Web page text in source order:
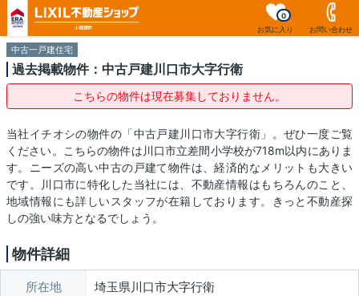
お気に入り
0
お問い合わせ
中古一戸建住宅
過去掲載物件：中古戸建川口市大字行衛
こちらの物件は現在募集しておりません。
当社イチオシの物件の「中古戸建川口市大字行衛」。ぜひ一度ご覧
ください。こちらの物件は川口市立差間小学校が718m以内にありま
す。ニーズの高い中古の戸建て物件は、経済的なメリットも大きい
です。川口市に特化した当社には、不動産情報はもちろんのこと、
地域情報にも詳しいスタッフが在籍しております。きっと不動産探
しの強い味方となるでしょう。
物件詳細
所在地 埼玉県川口市大字行衛